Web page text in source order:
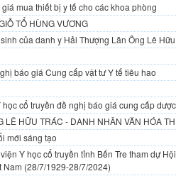
mua thiết bị y tế cho các khoa phòng
TỔ HÙNG VƯƠNG
của danh y Hải Thượng Lãn Ông Lê
báo giá Cung cấp vật tư Y tế tiêu hao
cổ truyền đề nghị báo giá cung cấp
LÊ HỮU TRÁC - DANH NHÂN VĂN HÓA
mới sáng tạo
Y học cổ truyền tỉnh Bến Tre tham dự
(28/7/1929-28/7/2024)